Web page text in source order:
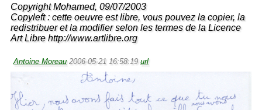
Copyright Mohamed, 09/07/2003
Copyleft : cette oeuvre est libre, vous pouvez la copier, la
redistribuer et la modifier selon les termes de la Licence
Art Libre http://www.artlibre.org
Antoine Moreau 2006-05-21 16:58:19 url